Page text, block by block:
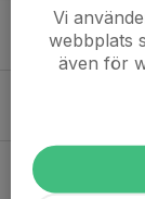
24 aug
Fontana
12 mar
28 feb
Vi
webbplats
även för